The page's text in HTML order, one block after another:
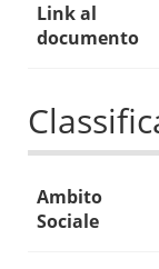
Link al
documento
Ambito
Sociale